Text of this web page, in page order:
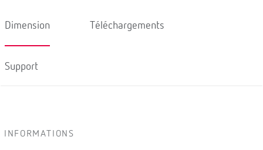
Dimension Téléchargements
Support
INFORMATIONS